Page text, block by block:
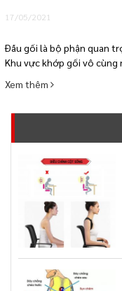
17/05/2021
Đầu gối là bộ phận quan
Khu vực khớp gối vô cùng
Xem thêm